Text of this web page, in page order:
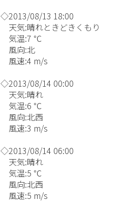
◇2013/08/13 18:00
天気:晴れときどきくもり
気温:7 ℃
風向:北
風速:4 m/s
◇2013/08/14 00:00
天気:晴れ
気温:6 ℃
風向:北西
風速:3 m/s
◇2013/08/14 06:00
天気:晴れ
気温:5 ℃
風向:北西
風速:5 m/s